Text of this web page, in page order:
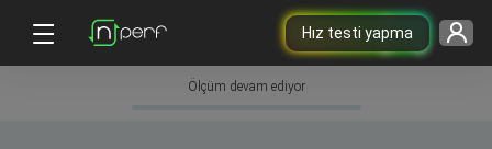
Hız testi yapma
Ölçüm devam ediyor